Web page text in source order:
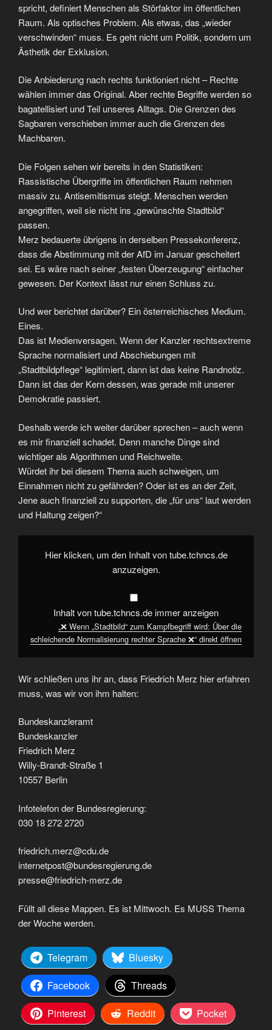
spricht, definiert Menschen als Störfaktor im öffentlichen
Raum. Als optisches Problem. Als etwas, das „wieder
verschwinden“ muss. Es geht nicht um Politik, sondern um
Ästhetik der Exklusion.
Die Anbiederung nach rechts funktioniert nicht – Rechte
wählen immer das Original. Aber rechte Begriffe werden so
bagatellisiert und Teil unseres Alltags. Die Grenzen des
Sagbaren verschieben immer auch die Grenzen des
Machbaren.
Die Folgen sehen wir bereits in den Statistiken:
Rassistische Übergriffe im öffentlichen Raum nehmen
massiv zu. Antisemitismus steigt. Menschen werden
angegriffen, weil sie nicht ins „gewünschte Stadtbild“
passen.
Merz bedauerte übrigens in derselben Pressekonferenz,
dass die Abstimmung mit der AfD im Januar gescheitert
sei. Es wäre nach seiner „festen Überzeugung“ einfacher
gewesen. Der Kontext lässt nur einen Schluss zu.
Und wer berichtet darüber? Ein österreichisches Medium.
Eines.
Das ist Medienversagen. Wenn der Kanzler rechtsextreme
Sprache normalisiert und Abschiebungen mit
„Stadtbildpflege“ legitimiert, dann ist das keine Randnotiz.
Dann ist das der Kern dessen, was gerade mit unserer
Demokratie passiert.
Deshalb werde ich weiter darüber sprechen – auch wenn
es mir finanziell schadet. Denn manche Dinge sind
wichtiger als Algorithmen und Reichweite.
Würdet ihr bei diesem Thema auch schweigen, um
Einnahmen nicht zu gefährden? Oder ist es an der Zeit,
Jene auch finanziell zu supporten, die „für uns“ laut werden
und Haltung zeigen?“
„❌
„Stadtbild“
schleichende
Normalisierung
tube.tchncs.de
Hier klicken, um den Inhalt von tube.tchncs.de
anzuzeigen.
Inhalt von tube.tchncs.de immer anzeigen
„❌ Wenn „Stadtbild“ zum Kampfbegriff wird: Über die
schleichende Normalisierung rechter Sprache ❌“ direkt öffnen
Wir schließen uns ihr an, dass Friedrich Merz hier erfahren
muss, was wir von ihm halten:
Bundeskanzleramt
Bundeskanzler
Friedrich Merz
Willy-Brandt-Straße 1
10557 Berlin
Infotelefon der Bundesregierung:
030 18 272 2720
friedrich.merz@cdu.de
internetpost@bundesregierung.de
presse@friedrich-merz.de
Füllt all diese Mappen. Es ist Mittwoch. Es MUSS Thema
der Woche werden.
Telegram
Bluesky
Facebook
Threads
Pinterest
Reddit Pocket